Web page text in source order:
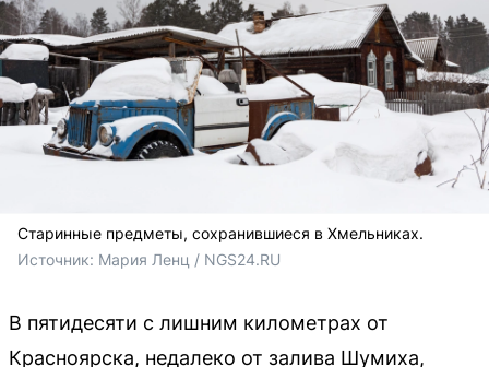
Старинные предметы, сохранившиеся в Хмельниках.
Источник: Мария Ленц / NGS24.RU
В пятидесяти с лишним километрах от
Красноярска, недалеко от залива Шумиха,